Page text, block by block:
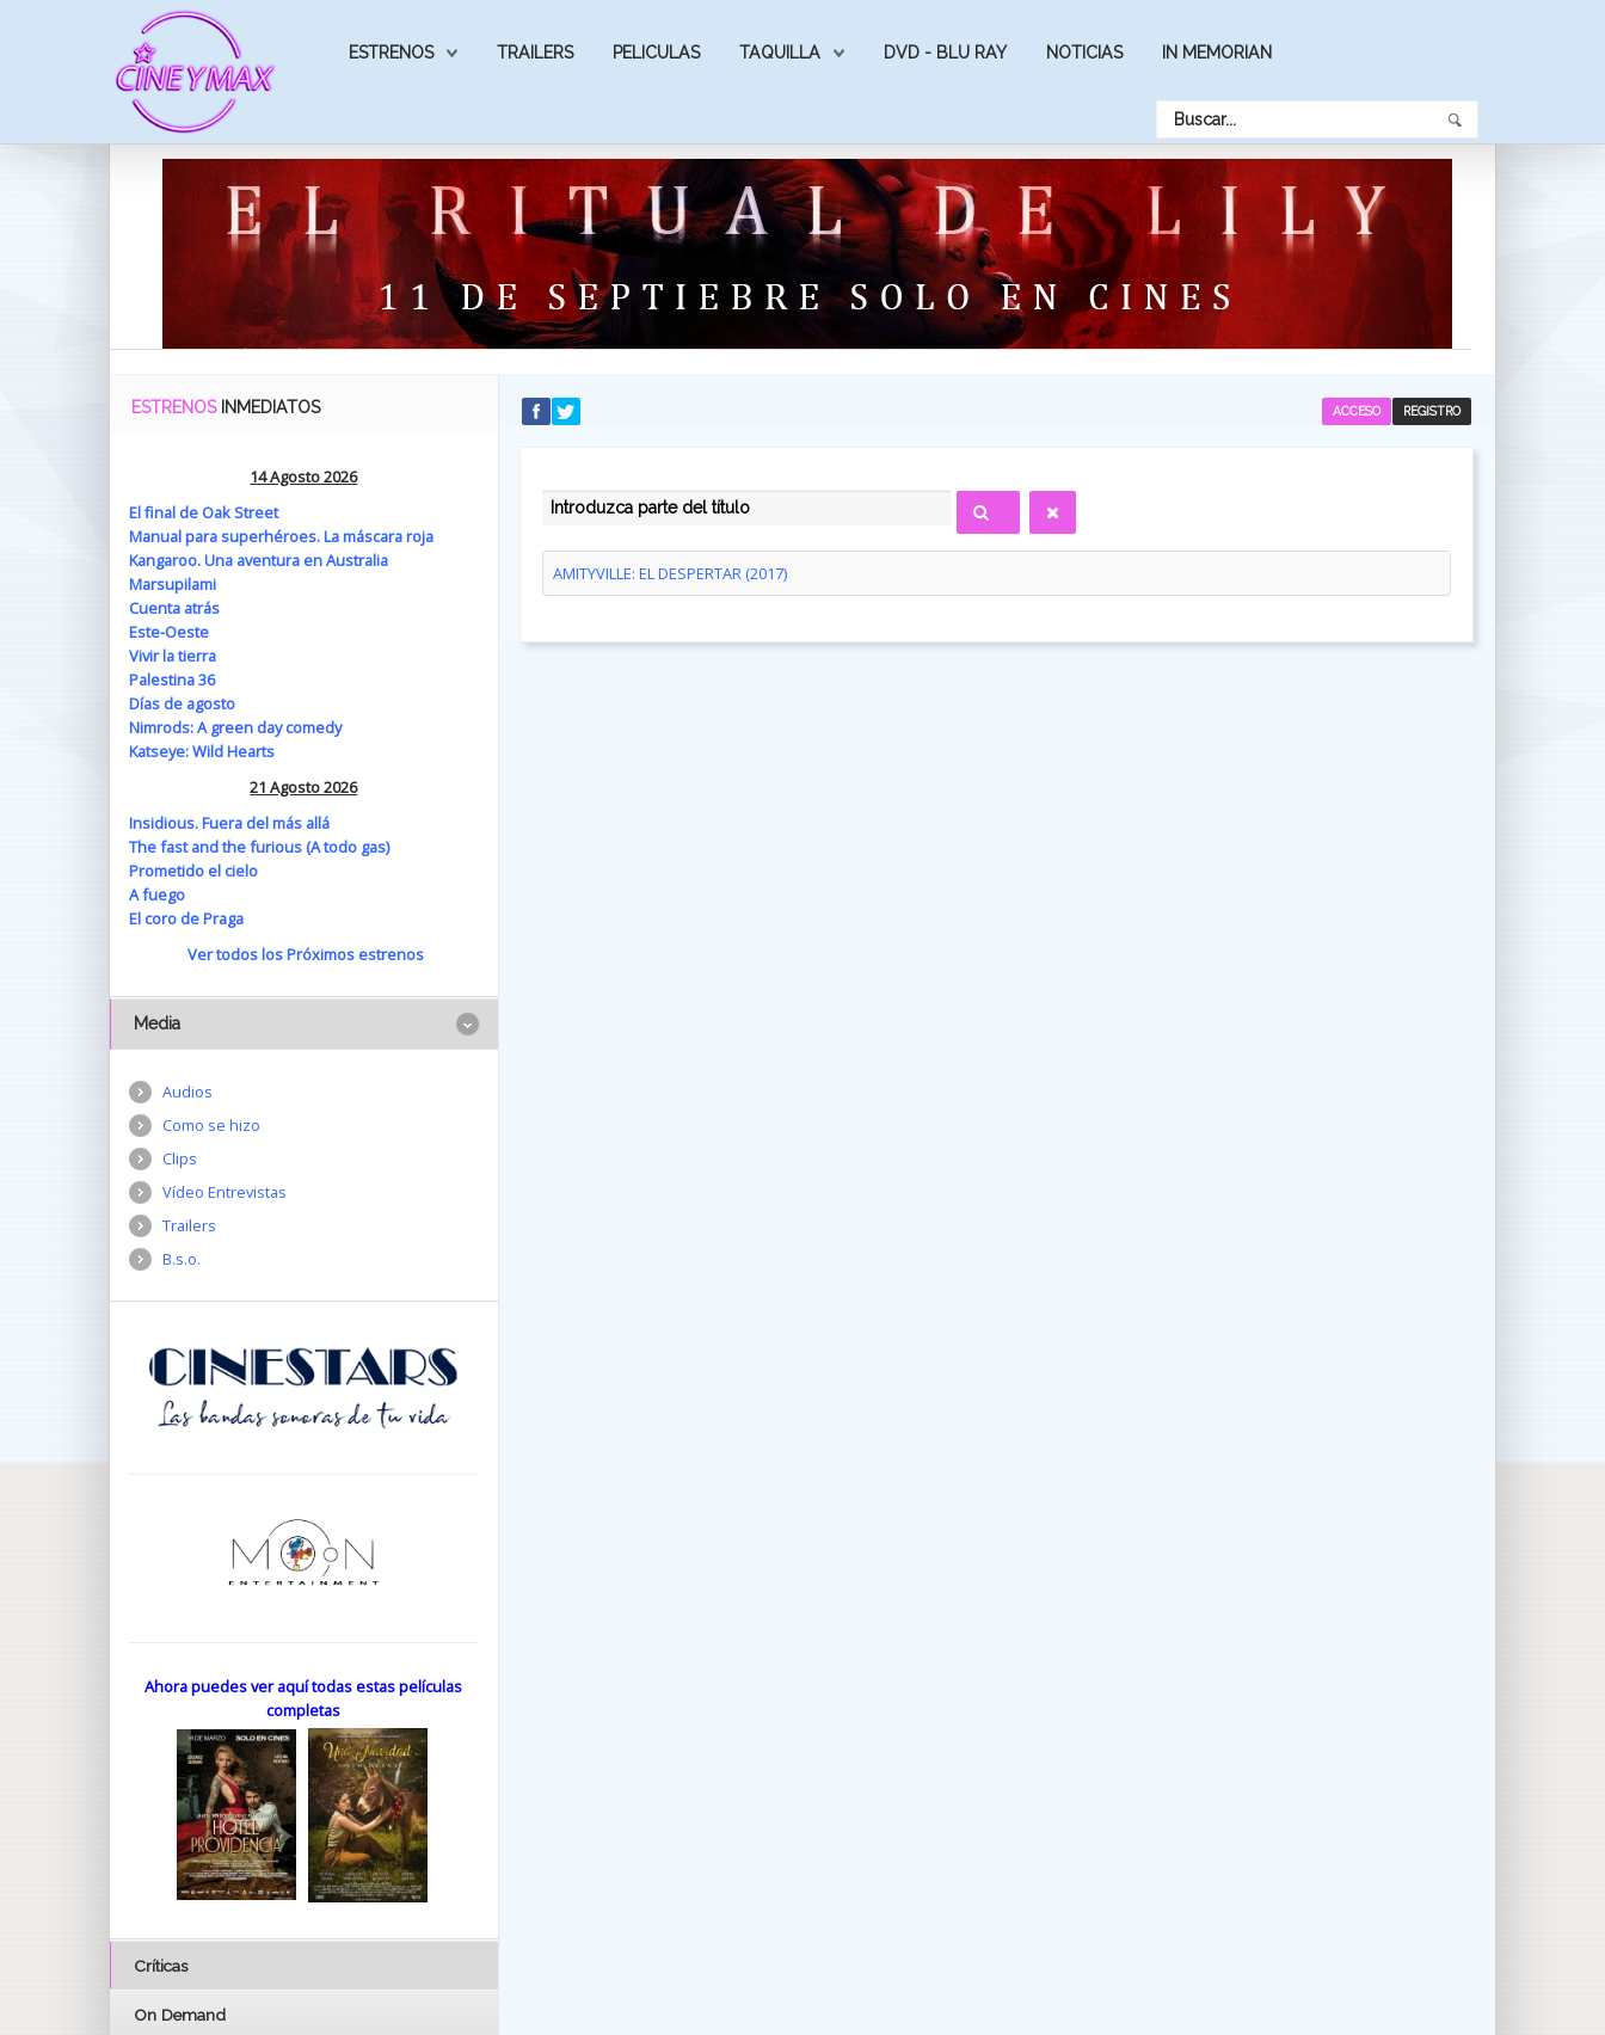
ESTRENOS TRAILERS PELICULAS TAQUILLA DVD - BLU RAY NOTICIAS IN MEMORIAN
REGISTRO
ACCESO
INTRODUZCA PARTE DEL TÍTULO
AMITYVILLE: EL DESPERTAR (2017)
ESTRENOS INMEDIATOS
14 Agosto 2026
El final de Oak Street
Manual para superhéroes. La máscara roja
Kangaroo. Una aventura en Australia
Marsupilami
Cuenta atrás
Este-Oeste
Vivir la tierra
Palestina 36
Días de agosto
Nimrods: A green day comedy
Katseye: Wild Hearts
21 Agosto 2026
Insidious. Fuera del más allá
The fast and the furious (A todo gas)
Prometido el cielo
A fuego
El coro de Praga
Ver todos los Próximos estrenos
Media
Audios
Como se hizo
Clips
Vídeo Entrevistas
Trailers
B.s.o.
Ahora puedes ver aquí todas estas películas
completas
Críticas
On Demand